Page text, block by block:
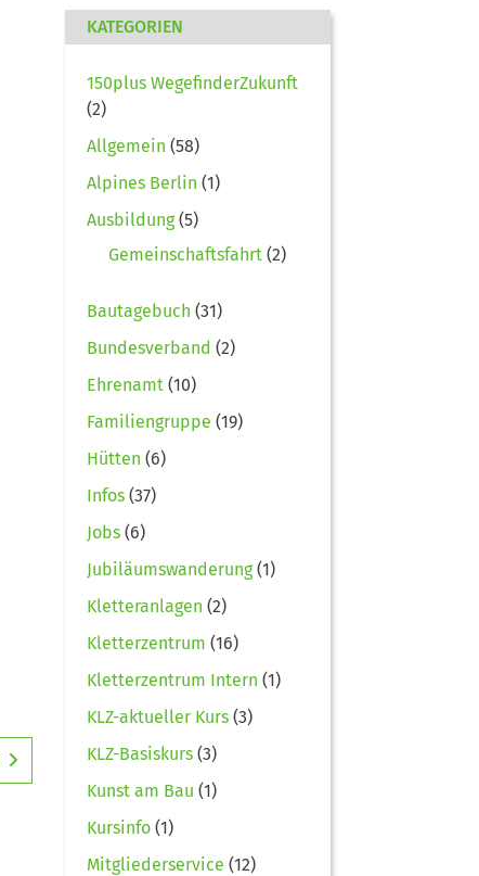
KATEGORIEN
150plus WegefinderZukunft
(2)
Allgemein (58)
Alpines Berlin (1)
Ausbildung(5)
Gemeinschaftsfahrt (2)
Bautagebuch (31)
Bundesverband (2)
Ehrenamt (10)
Familiengruppe (19)
Hütten (6)
Infos (37)
Jobs (6)
Jubiläumswanderung(1)
Kletteranlagen (2)
Kletterzentrum (16)
Kletterzentrum Intern (1)
KLZ-aktueller Kurs (3)
KLZ-Basiskurs (3)
Kunst am Bau (1)
Kursinfo (1)
Mitgliederservice (12)